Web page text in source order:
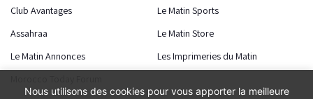
Club Avantages
Le Matin Sports
Assahraa
Le Matin Store
Le Matin Annonces
Les Imprimeries du Matin
Nous utilisons des cookies pour vous apporter la meilleure